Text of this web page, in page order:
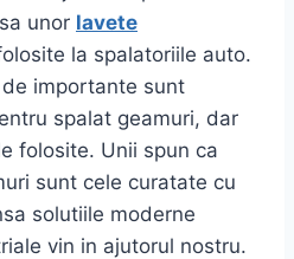
unor lavete
la spalatoriile auto.
importante sunt
spalat geamuri, dar
folosite. Unii spun ca
sunt cele curatate cu
solutiile moderne
vin in ajutorul nostru.